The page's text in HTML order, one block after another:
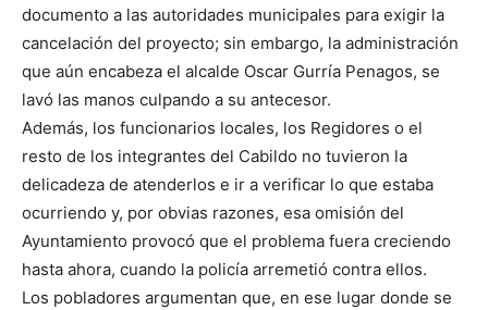
documento a las autoridades municipales para exigir la
cancelación del proyecto; sin embargo, la administración
que aún encabeza el alcalde Oscar Gurría Penagos, se
lavó las manos culpando a su antecesor.
Además, los funcionarios locales, los Regidores o el
resto de los integrantes del Cabildo no tuvieron la
delicadeza de atenderlos e ir a verificar lo que estaba
ocurriendo y, por obvias razones, esa omisión del
Ayuntamiento provocó que el problema fuera creciendo
hasta ahora, cuando la policía arremetió contra ellos.
Los pobladores argumentan que, en ese lugar donde se